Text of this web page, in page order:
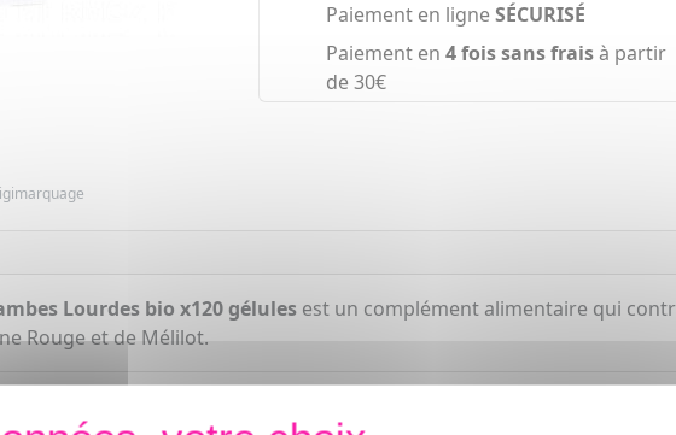
Paiement en ligneSÉCURISÉ
Paiement en 4 fois sans fraisà partir
de 30€
Lourdes bio x120 gélules est un complément alimentaire qui
Rouge et de Mélilot.